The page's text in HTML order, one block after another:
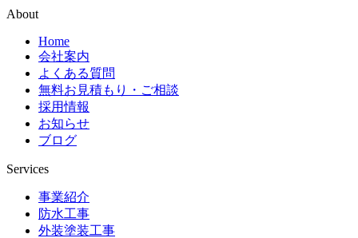
About
Home
会社案内
よくある質問
無料お見積もり・ご相談
採用情報
お知らせ
ブログ
Services
事業紹介
防水工事
外装塗装工事